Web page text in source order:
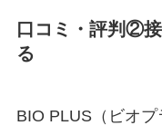
口コミ・評判②
る
BIO PLUS（ビオ